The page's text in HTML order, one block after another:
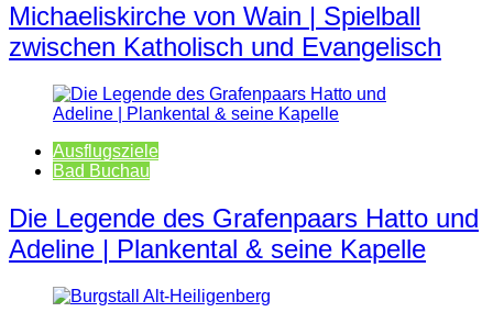
Michaeliskirche von Wain | Spielball
zwischen Katholisch und Evangelisch
Ausflugsziele
Bad Buchau
Die Legende des Grafenpaars Hatto und
Adeline | Plankental & seine Kapelle